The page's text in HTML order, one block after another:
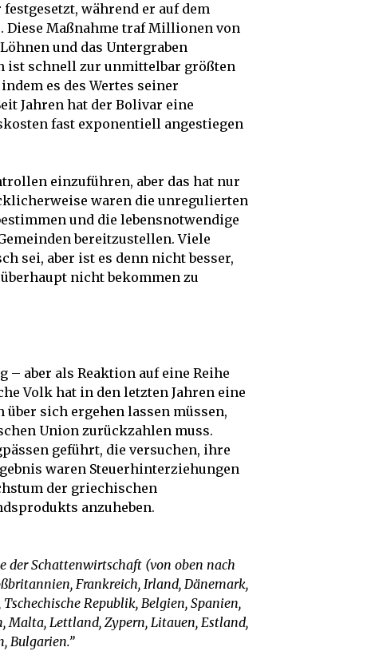
während er auf dem
Diese Maßnahme traf Millionen von
und das Untergraben
ist schnell zur unmittelbar größten
es des Wertes seiner
Jahren hat der Bolivar eine
fast exponentiell angestiegen
einzuführen, aber das hat nur
waren die unregulierten
und die lebensnotwendige
bereitzustellen. Viele
sei, aber ist es denn nicht besser,
nicht bekommen zu
aber als Reaktion auf eine Reihe
Volk hat in den letzten Jahren eine
sich ergehen lassen müssen,
Union zurückzahlen muss.
geführt, die versuchen, ihre
waren Steuerhinterziehungen
der griechischen
anzuheben.
der Schattenwirtschaft (von oben nach
Frankreich, Irland, Dänemark,
Republik, Belgien, Spanien,
Malta, Lettland, Zypern, Litauen, Estland,
Bulgarien.”